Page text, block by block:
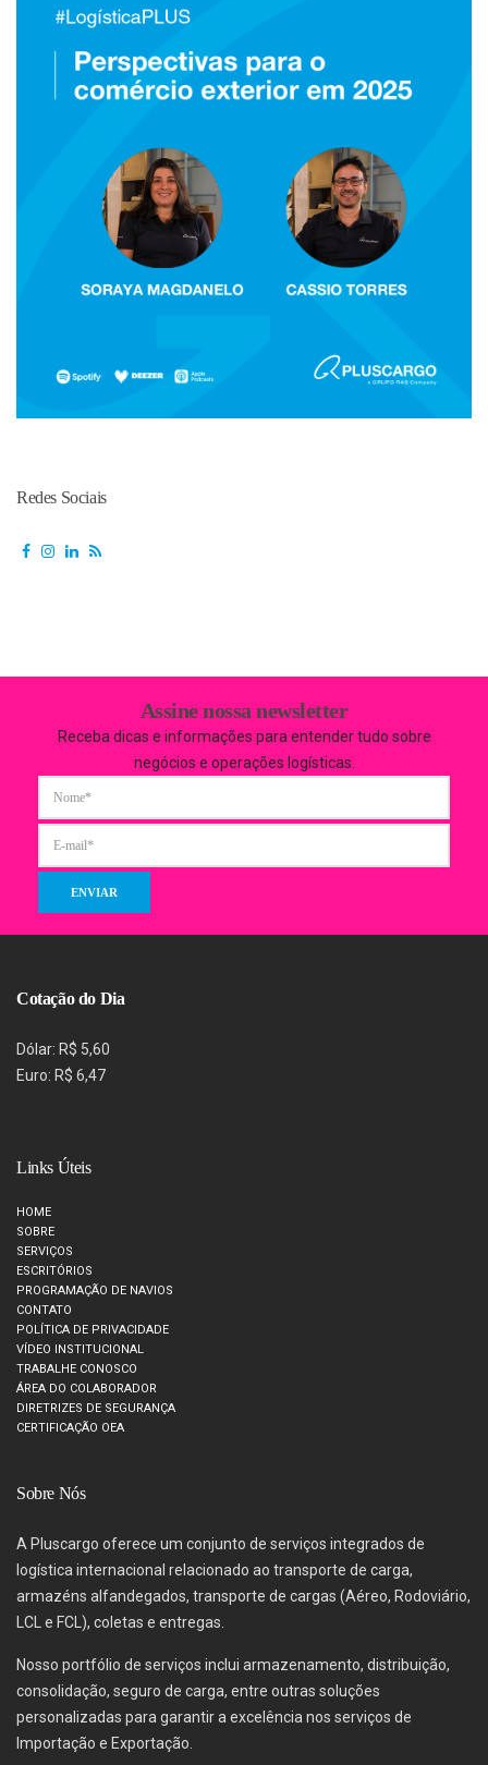
Redes Sociais
Assine nossa newsletter
Receba dicas e informações para entender tudo sobre
negócios e operações logísticas.
Cotação do Dia
Dólar: R$ 5,60
Euro: R$ 6,47
Links Úteis
HOME
SOBRE
SERVIÇOS
ESCRITÓRIOS
PROGRAMAÇÃO DE NAVIOS
CONTATO
POLÍTICA DE PRIVACIDADE
VÍDEO INSTITUCIONAL
TRABALHE CONOSCO
ÁREA DO COLABORADOR
DIRETRIZES DE SEGURANÇA
CERTIFICAÇÃO OEA
Sobre Nós
A Pluscargo oferece um conjunto de serviços integrados de
logística internacional relacionado ao transporte de carga,
armazéns alfandegados, transporte de cargas (Aéreo, Rodoviário,
LCL e FCL), coletas e entregas.
Nosso portfólio de serviços inclui armazenamento, distribuição,
consolidação, seguro de carga, entre outras soluções
personalizadas para garantir a excelência nos serviços de
Importação e Exportação.